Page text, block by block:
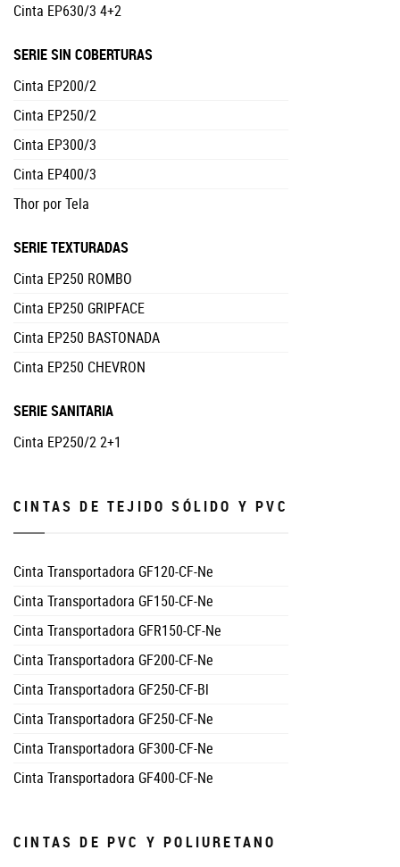
Cinta EP630/3 4+2
SERIE SIN COBERTURAS
Cinta EP200/2
Cinta EP250/2
Cinta EP300/3
Cinta EP400/3
Thor por Tela
SERIE TEXTURADAS
Cinta EP250 ROMBO
Cinta EP250 GRIPFACE
Cinta EP250 BASTONADA
Cinta EP250 CHEVRON
SERIE SANITARIA
Cinta EP250/2 2+1
CINTAS DE TEJIDO SÓLIDO Y PVC
Cinta Transportadora GF120-CF-Ne
Cinta Transportadora GF150-CF-Ne
Cinta Transportadora GFR150-CF-Ne
Cinta Transportadora GF200-CF-Ne
Cinta Transportadora GF250-CF-Bl
Cinta Transportadora GF250-CF-Ne
Cinta Transportadora GF300-CF-Ne
Cinta Transportadora GF400-CF-Ne
CINTAS DE PVC Y POLIURETANO